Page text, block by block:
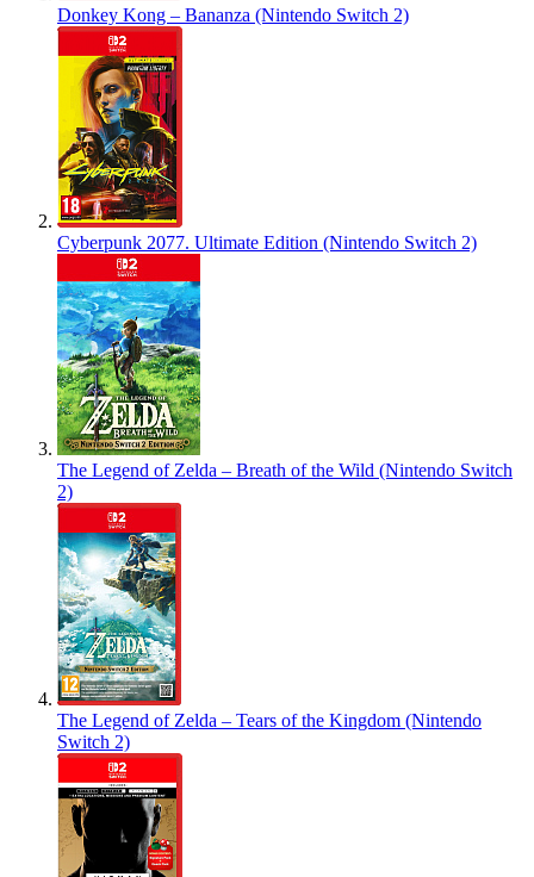
Donkey Kong – Bananza (Nintendo Switch 2)
Cyberpunk 2077. Ultimate Edition (Nintendo Switch 2)
The Legend of Zelda – Breath of the Wild (Nintendo Switch
2)
The Legend of Zelda – Tears of the Kingdom (Nintendo
Switch 2)